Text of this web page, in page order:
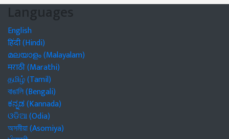
Languages
English
हिंदी (Hindi)
മലയാളം (Malayalam)
मराठी (Marathi)
தமிழ் (Tamil)
বাঙালি (Bengali)
ಕನ್ನಡ (Kannada)
ଓଡିଆ (Odia)
অসমীয়া (Asomiya)